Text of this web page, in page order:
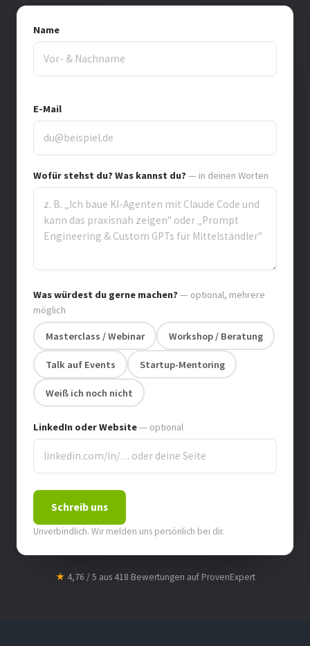
Name
E-Mail
Wofür stehst du? Was kannst du? — in deinen Worten
Was würdest du gerne machen? — optional, mehrere
möglich
Masterclass / Webinar Workshop / Beratung
Talk auf Events Startup-Mentoring
Weiß ich noch nicht
LinkedIn oder Website— optional
Schreib uns
Unverbindlich. Wir melden uns persönlich bei dir.
★ 4,76 / 5 aus 418 Bewertungen auf ProvenExpert